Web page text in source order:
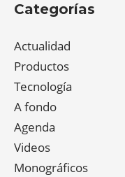
Categorías
Actualidad
Productos
Tecnología
A fondo
Agenda
Videos
Monográficos